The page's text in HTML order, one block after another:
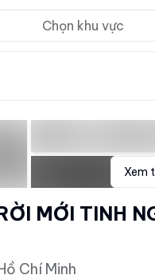
Chọn khu vực
Xem
MỚI TINH
Chí Minh